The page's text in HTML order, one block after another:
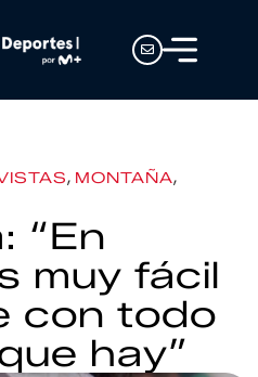
, MONTAÑA,
“En
muy fácil
con todo
hay”